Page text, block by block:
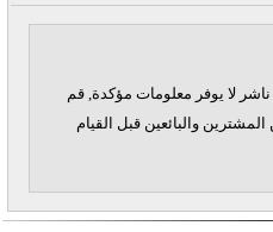
لا يوفر معلومات مؤكدة, قم
والبائعين قبل القيام